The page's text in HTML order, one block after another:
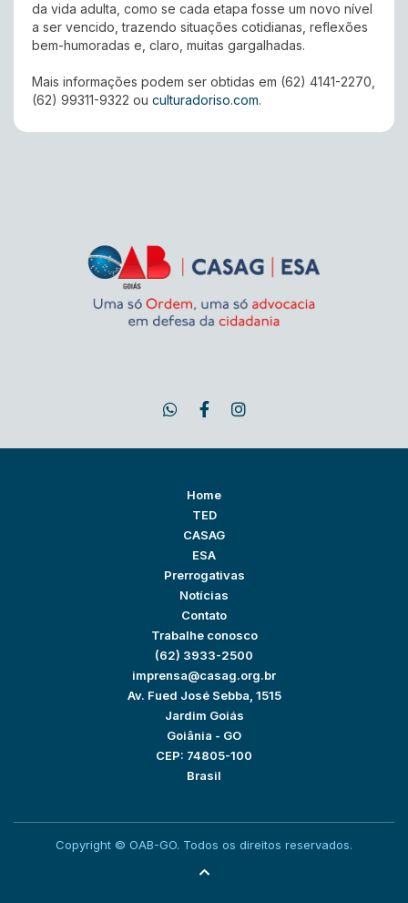
da vida adulta, como se cada etapa fosse um novo nível
a ser vencido, trazendo situações cotidianas, reflexões
bem-humoradas e, claro, muitas gargalhadas.
Mais informações podem ser obtidas em (62) 4141-2270,
(62) 99311-9322 ou culturadoriso.com.
Home
TED
CASAG
ESA
Prerrogativas
Notícias
Contato
Trabalhe conosco
(62) 3933-2500
imprensa@casag.org.br
Av. Fued José Sebba, 1515
Jardim Goiás
Goiânia - GO
CEP: 74805-100
Brasil
Copyright © OAB-GO. Todos os direitos reservados.